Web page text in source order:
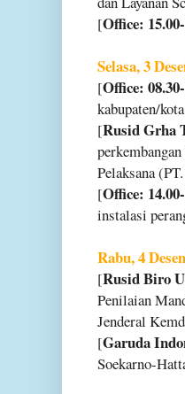
[Office:
Selasa, 3
[Office:
kabupaten/
[Rusid Grha
Pelaksana
[Office:
instalasi
Rabu, 4
[Rusid Biro
Penilaian
Jenderal
[Garuda
Soekarno-